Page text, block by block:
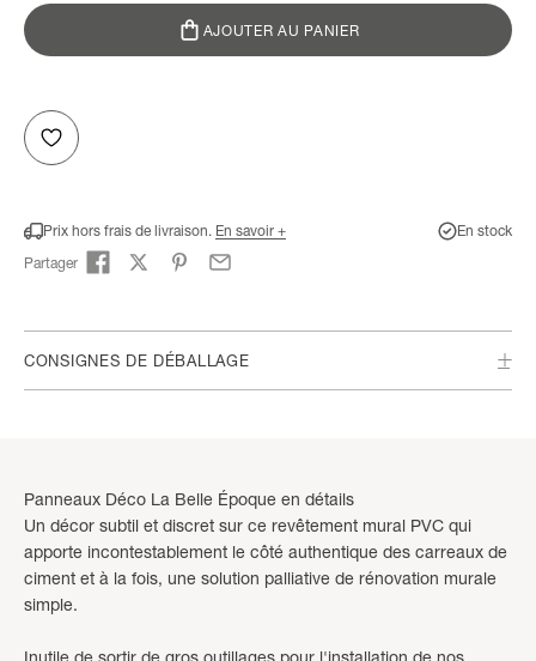
AJOUTER AU PANIER
Prix hors frais de livraison. En savoir +
En stock
Partager
CONSIGNES DE DÉBALLAGE
Panneaux Déco La Belle Époque en détails
Un décor subtil et discret sur ce revêtement mural PVC qui
apporte incontestablement le côté authentique des carreaux de
ciment et à la fois, une solution palliative de rénovation murale
simple.